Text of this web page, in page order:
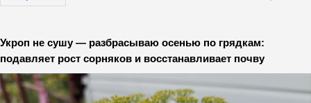
Укроп не сушу — разбрасываю осенью по грядкам:
подавляет рост сорняков и восстанавливает почву